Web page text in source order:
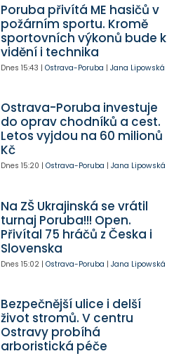
Poruba přivítá ME hasičů v
požárním sportu. Kromě
sportovních výkonů bude k
vidění i technika
Dnes 15:43 | Ostrava-Poruba | Jana Lipowská
Ostrava-Poruba investuje
do oprav chodníků a cest.
Letos vyjdou na 60 milionů
Kč
Dnes 15:20 | Ostrava-Poruba | Jana Lipowská
Na ZŠ Ukrajinská se vrátil
turnaj Poruba!!! Open.
Přivítal 75 hráčů z Česka i
Slovenska
Dnes 15:02| Ostrava-Poruba | Jana Lipowská
Bezpečnější ulice i delší
život stromů. V centru
Ostravy probíhá
arboristická péče